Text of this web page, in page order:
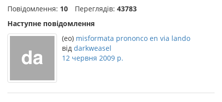
Повідомлення: 10 Переглядів: 43783
Наступне повідомлення
(eo) misformata prononco en via lando
від darkweasel
12 червня 2009 р.